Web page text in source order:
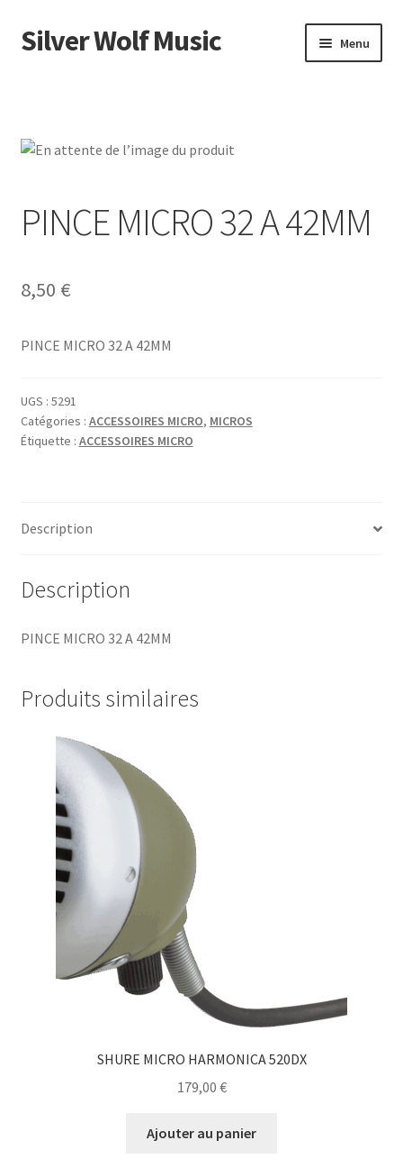
Aller
à
Aller
au
Silver Wolf Music Menu
Mon compte
PINCE MICRO 32 A 42MM
8,50 €
PINCE MICRO 32 A 42MM
UGS : 5291
Catégories : ACCESSOIRES MICRO, MICROS
Étiquette : ACCESSOIRES MICRO
Description
Description
PINCE MICRO 32 A 42MM
Produits similaires
SHURE MICRO HARMONICA 520DX
179,00 €
Ajouter au panier